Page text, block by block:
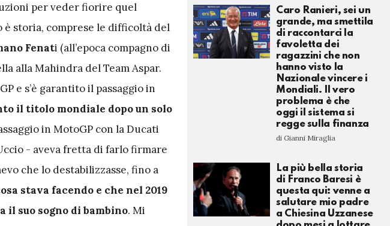
per veder fiorire quel
storia, comprese le difficoltà del
Fenati (all’epoca compagno di
alla Mahindra del Team Aspar.
e s’è garantito il passaggio in
il titolo mondiale dopo un solo
in MotoGP con la Ducati
- aveva fretta di farlo firmare
che lo destabilizzasse, fino a
stava facendo e che nel 2019
il suo sogno di bambino. Mi
Caro Ranieri, sei un
grande, ma smettila
di raccontarci la
favoletta dei
ragazzini che non
hanno visto la
Nazionale vincere i
Mondiali. Il vero
problema è che
oggi il sistema si
regge sulla finanza
di Gianni Miraglia
La più bella storia
di Franco Baresi è
questa qui: venne a
salutare mio padre
a Chiesina Uzzanese